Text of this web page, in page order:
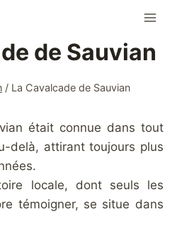
de Sauvian
/ La Cavalcade de Sauvian
était connue dans tout
delà, attirant toujours plus
locale, dont seuls les
témoigner, se situe dans